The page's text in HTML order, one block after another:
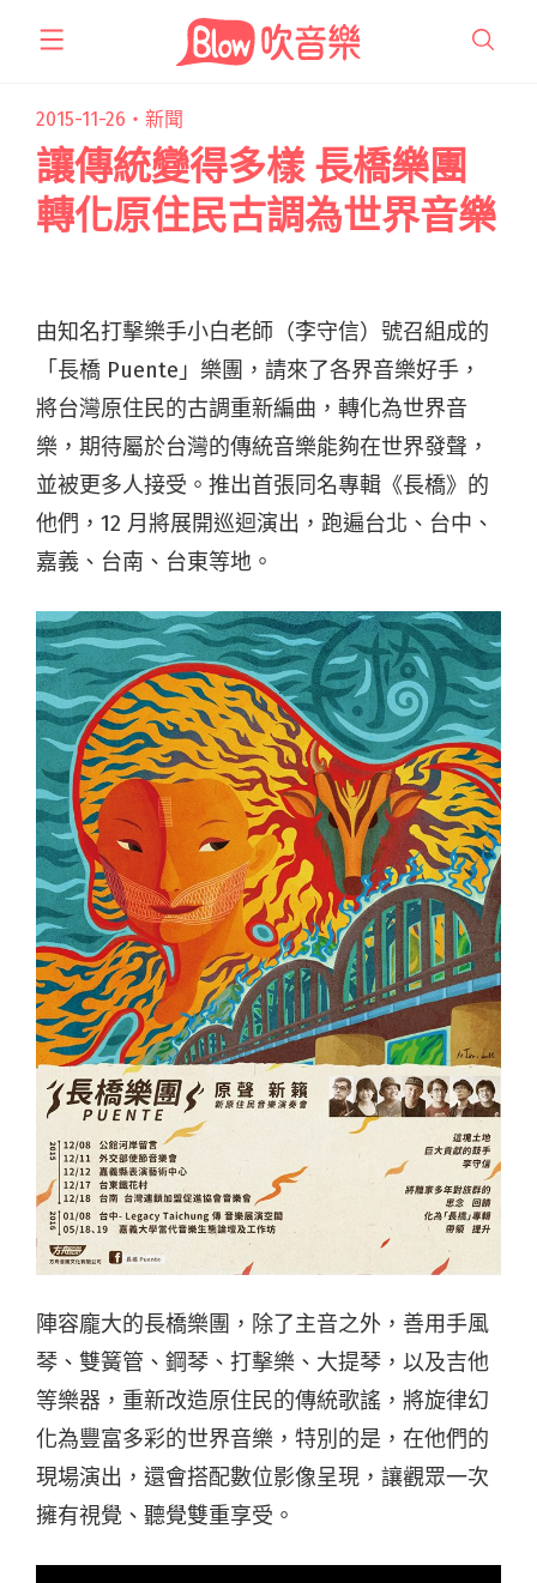
2015-11-26・ 新聞
讓傳統變得多樣 長橋樂團
轉化原住民古調為世界音樂
由知名打擊樂手小白老師（李守信）號召組成的
「長橋 Puente」樂團，請來了各界音樂好手，
將台灣原住民的古調重新編曲，轉化為世界音
樂，期待屬於台灣的傳統音樂能夠在世界發聲，
並被更多人接受。推出首張同名專輯《長橋》的
他們，12 月將展開巡迴演出，跑遍台北、台中、
嘉義、台南、台東等地。
陣容龐大的長橋樂團，除了主音之外，善用手風
琴、雙簧管、鋼琴、打擊樂、大提琴，以及吉他
等樂器，重新改造原住民的傳統歌謠，將旋律幻
化為豐富多彩的世界音樂，特別的是，在他們的
現場演出，還會搭配數位影像呈現，讓觀眾一次
擁有視覺、聽覺雙重享受。